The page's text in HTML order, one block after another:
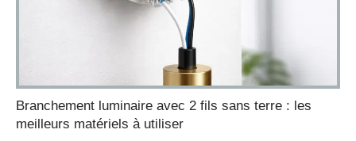
Branchement luminaire avec 2 fils sans terre : les
meilleurs matériels à utiliser